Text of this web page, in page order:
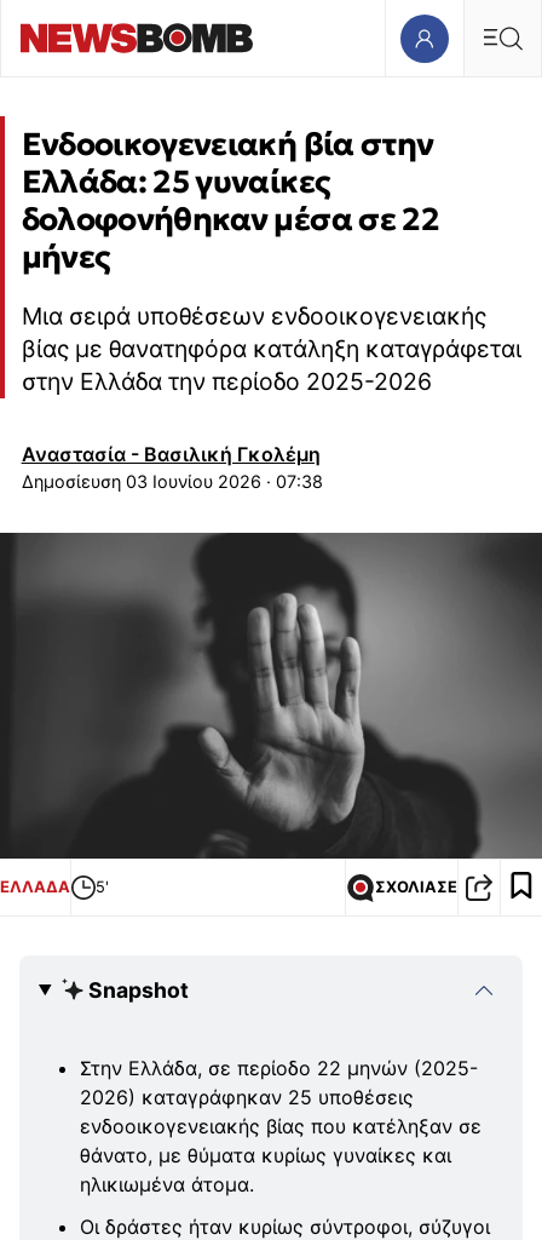
Ενδοοικογενειακή βία στην
Ελλάδα: 25 γυναίκες
δολοφονήθηκαν μέσα σε 22
μήνες
Μια σειρά υποθέσεων ενδοοικογενειακής
βίας με θανατηφόρα κατάληξη καταγράφεται
στην Ελλάδα την περίοδο 2025-2026
Αναστασία - Βασιλική Γκολέμη
03 Ιουνίου 2026 · 07:38
ΕΛΛΑΔΑ 5' ΣΧΟΛΙΑΣΕ
Snapshot
Στην Ελλάδα, σε περίοδο 22 μηνών (2025-
2026) καταγράφηκαν 25 υποθέσεις
ενδοοικογενειακής βίας που κατέληξαν σε
θάνατο, με θύματα κυρίως γυναίκες και
ηλικιωμένα άτομα.
Οι δράστες ήταν κυρίως σύντροφοι, σύζυγοι